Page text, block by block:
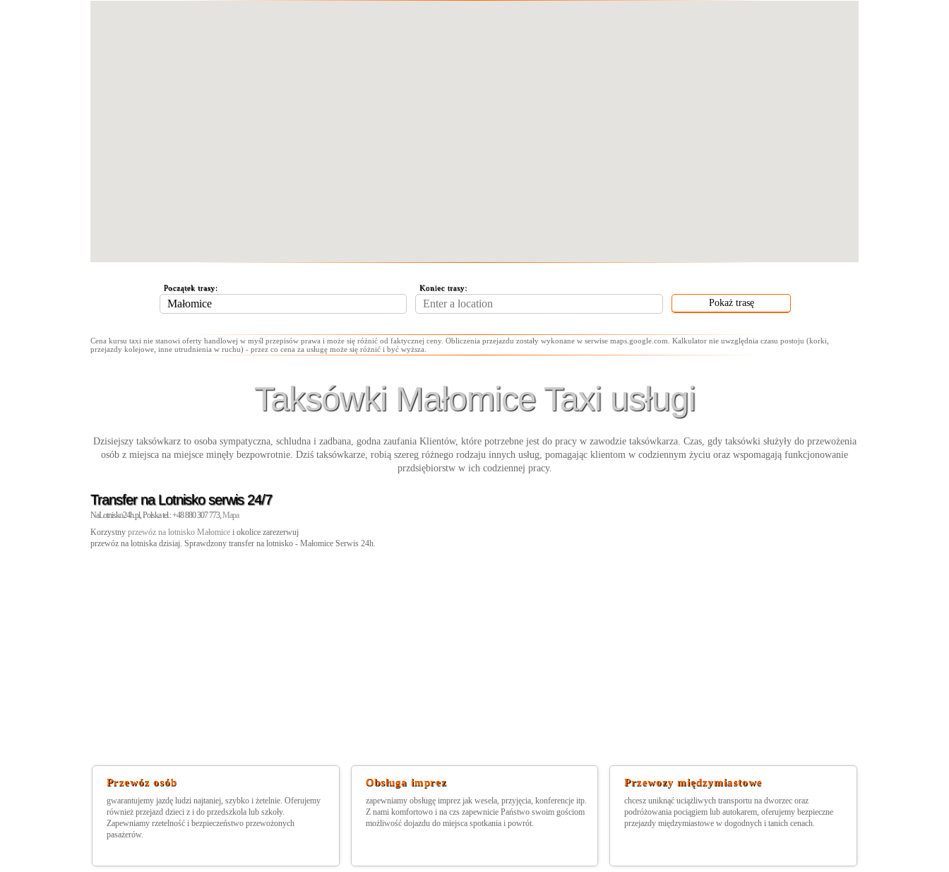
Początek trasy: Koniec trasy:
Cena kursu taxi nie stanowi oferty handlowej w myśl przepisów prawa i może się różnić od faktycznej ceny. Obliczenia przejazdu zostały wykonane w serwise maps.google.com. Kalkulator nie uwzględnia czasu postoju (korki,
przejazdy kolejowe, inne utrudnienia w ruchu) - przez co cena za usługę może się różnić i być wyższa.
Taksówki Małomice Taxi usługi
Dzisiejszy taksówkarz to osoba sympatyczna, schludna i zadbana, godna zaufania Klientów, które potrzebne jest do pracy w zawodzie taksówkarza. Czas, gdy taksówki służyły do przewożenia
osób z miejsca na miejsce minęły bezpowrotnie. Dziś taksówkarze, robią szereg różnego rodzaju innych usług, pomagając klientom w codziennym życiu oraz wspomagają funkcjonowanie
przdsiębiorstw w ich codziennej pracy.
Transfer na Lotnisko serwis 24/7
NaLotnisko24h.pl, Polska tel.: +48 880 307 773,Mapa
Korzystny przewóz na lotnisko Małomice i okolice zarezerwuj
przewóz na lotniska dzisiaj. Sprawdzony transfer na lotnisko - Małomice Serwis 24h.
Przewóz osób
gwarantujemy jazdę ludzi najtaniej, szybko i żetelnie. Oferujemy
również przejazd dzieci z i do przedszkola lub szkoły.
Zapewniamy rzetelność i bezpieczeństwo przewożonych
pasażerów.
Obsługa imprez
zapewniamy obsługę imprez jak wesela, przyjęcia, konferencje itp.
Z nami komfortowo i na czs zapewnicie Państwo swoim gościom
możliwość dojazdu do miejsca spotkania i powrót.
Przewozy międzymiastowe
chcesz uniknąć uciążliwych transportu na dworzec oraz
podróżowania pociągiem lub autokarem, oferujemy bezpieczne
przejazdy międzymiastowe w dogodnych i tanich cenach.